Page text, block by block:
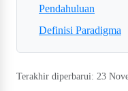
Pendahuluan
Definisi Paradigma
Terakhir diperbarui: 23